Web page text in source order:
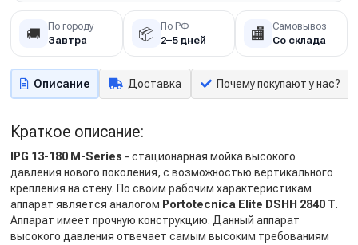
🚚 По городу
Завтра 📦 По РФ
2–5 дней 🏬 Самовывоз
Со склада
Описание Доставка Почему покупают у нас?
Краткое описание:
IPG 13-180 M-Series - стационарная мойка высокого
давления нового поколения, с возможностью вертикального
крепления на стену. По своим рабочим характеристикам
аппарат является аналогом Portotecnica Elite DSHH 2840 T.
Аппарат имеет прочную конструкцию. Данный аппарат
высокого давления отвечает самым высоким требованиям